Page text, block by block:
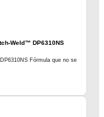
Weld™ DP6310NS
Fórmula que no se